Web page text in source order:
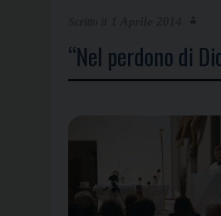
“Nel perdono di